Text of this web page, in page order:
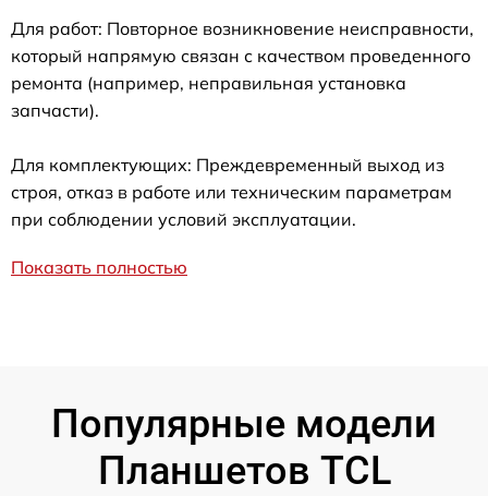
Для работ: Повторное возникновение неисправности,
который напрямую связан с качеством проведенного
ремонта (например, неправильная установка
запчасти).
Для комплектующих: Преждевременный выход из
строя, отказ в работе или техническим параметрам
при соблюдении условий эксплуатации.
Показать полностью
Популярные модели
Планшетов TCL